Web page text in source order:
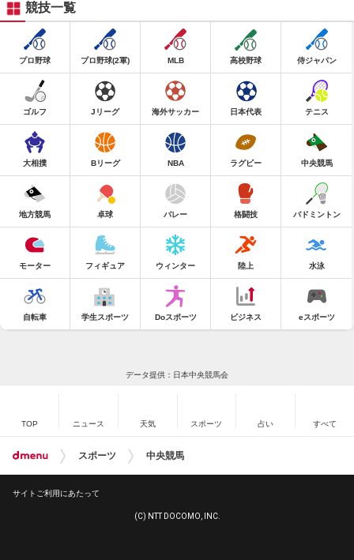
競技一覧
プロ野球 プロ野球(2軍) MLB 高校野球 侍ジャパン
ゴルフ Jリーグ 海外サッカー 日本代表 テニス
大相撲 Bリーグ NBA ラグビー 中央競馬
地方競馬 卓球 バレー 格闘技 バドミントン
モーター フィギュア ウィンター 陸上 水泳
自転車 学生スポーツ Doスポーツ ビジネス eスポーツ
データ提供：日本中央競馬会
TOP ニュース 天気 スポーツ 占い すべて
スポーツ 中央競馬
サイトご利用にあたって
(C) NTT DOCOMO, INC.